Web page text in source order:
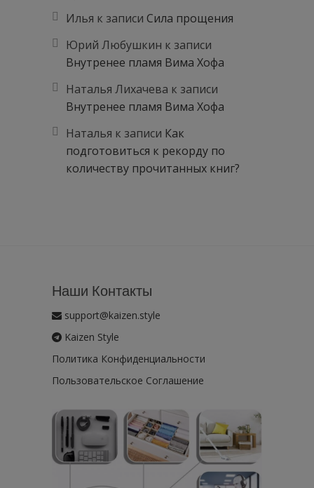
Илья к записи Сила прощения
Юрий Любушкин к записи
Внутренее пламя Вима Хофа
Наталья Лихачева к записи
Внутренее пламя Вима Хофа
Наталья к записи Как
подготовиться к рекорду по
количеству прочитанных книг?
Наши Контакты
support@kaizen.style
Kaizen Style
Политика Конфиденциальности
Пользовательское Соглашение